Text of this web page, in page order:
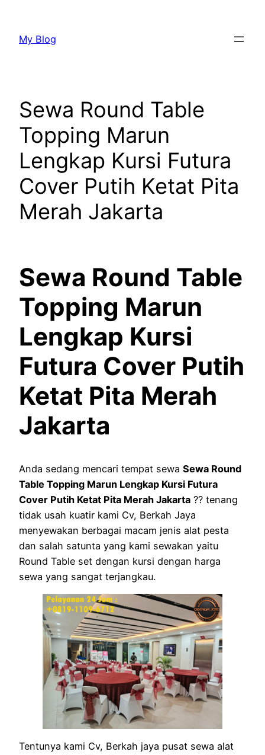
konten
My Blog
Sewa Round Table
Topping Marun
Lengkap Kursi Futura
Cover Putih Ketat Pita
Merah Jakarta
Sewa Round Table
Topping Marun
Lengkap Kursi
Futura Cover Putih
Ketat Pita Merah
Jakarta
Anda sedang mencari tempat sewa Sewa Round
Table Topping Marun Lengkap Kursi Futura
Cover Putih Ketat Pita Merah Jakarta ?? tenang
tidak usah kuatir kami Cv, Berkah Jaya
menyewakan berbagai macam jenis alat pesta
dan salah satunta yang kami sewakan yaitu
Round Table set dengan kursi dengan harga
sewa yang sangat terjangkau.
Tentunya kami Cv, Berkah jaya pusat sewa alat